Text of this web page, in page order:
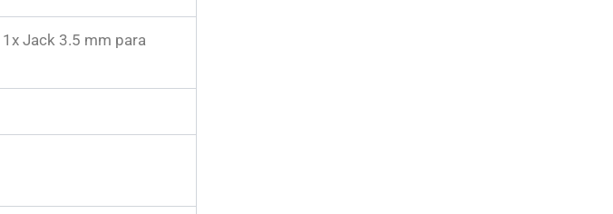
1x Jack 3.5 mm para